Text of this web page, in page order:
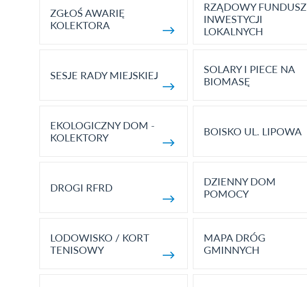
ZGŁOŚ AWARIĘ
KOLEKTORA
RZĄDOWY FUNDUSZ
INWESTYCJI
LOKALNYCH
SESJE RADY MIEJSKIEJ
SOLARY I PIECE NA
BIOMASĘ
EKOLOGICZNY DOM -
KOLEKTORY
BOISKO UL. LIPOWA
DROGI RFRD
DZIENNY DOM
POMOCY
LODOWISKO / KORT
TENISOWY
MAPA DRÓG
GMINNYCH